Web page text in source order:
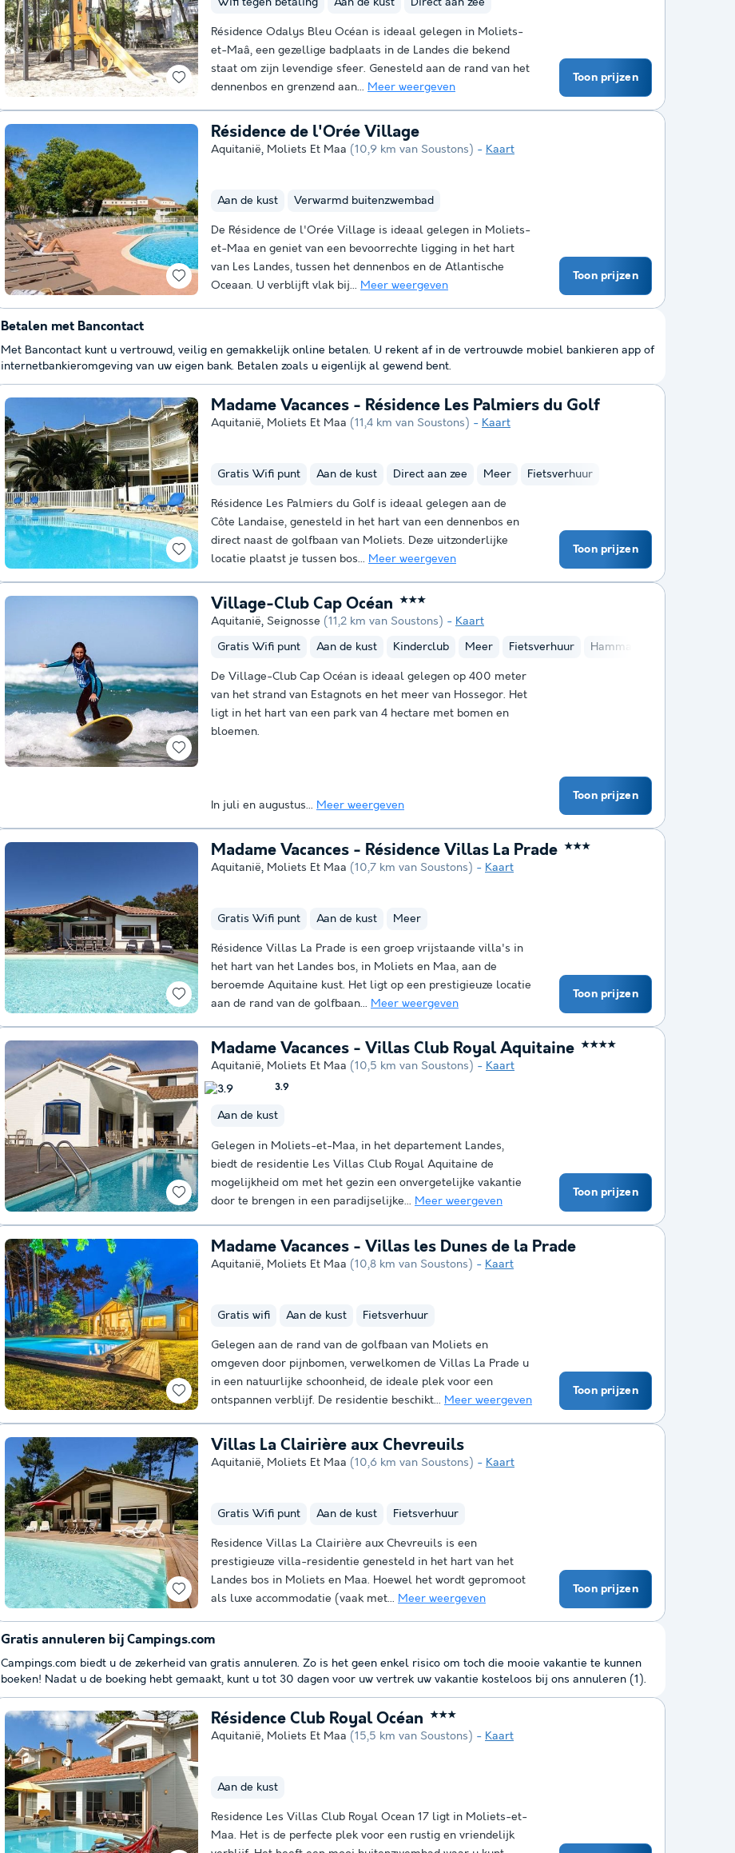
Résidence Odalys Bleu Océan is ideaal gelegen in Moliets-
et-Maâ, een gezellige badplaats in de Landes die bekend
staat om zijn levendige sfeer. Genesteld aan de rand van het
dennenbos en grenzend aan... Meer weergeven
Toon prijzen
Résidence de l'Orée Village
Aquitanië, Moliets Et Maa (10,9 km van Soustons) Kaart
Aan de kust Verwarmd buitenzwembad
De Résidence de l'Orée Village is ideaal gelegen in Moliets-
et-Maa en geniet van een bevoorrechte ligging in het hart
van Les Landes, tussen het dennenbos en de Atlantische
Oceaan. U verblijft vlak bij... Meer weergeven
Toon prijzen
Madame Vacances - Résidence Les Palmiers du Golf
Aquitanië, Moliets Et Maa (11,4 km van Soustons) Kaart
Gratis Wifi punt Aan de kust Direct aan zee Meer Fietsverhuur
Résidence Les Palmiers du Golf is ideaal gelegen aan de
Côte Landaise, genesteld in het hart van een dennenbos en
direct naast de golfbaan van Moliets. Deze uitzonderlijke
locatie plaatst je tussen bos... Meer weergeven
Toon prijzen
Village-Club Cap Océan ★★★
Aquitanië, Seignosse (11,2 km van Soustons)
Kaart
Gratis Wifi punt
Aan de kust Kinderclub Meer Fietsverhuur Hammam
De Village-Club Cap Océan is ideaal gelegen op 400 meter
van het strand van Estagnots en het meer van Hossegor. Het
ligt in het hart van een park van 4 hectare met bomen en
bloemen.
In juli en augustus... Meer weergeven
Toon prijzen
Madame Vacances - Résidence Villas La Prade ★★★
Aquitanië, Moliets Et Maa (10,7 km van Soustons) Kaart
Gratis Wifi punt Aan de kust Meer
Résidence Villas La Prade is een groep vrijstaande villa's in
het hart van het Landes bos, in Moliets en Maa, aan de
beroemde Aquitaine kust. Het ligt op een prestigieuze locatie
aan de rand van de golfbaan... Meer weergeven
Toon prijzen
Madame Vacances - Villas Club Royal Aquitaine ★★★★
Aquitanië, Moliets Et Maa (10,5 km van Soustons) Kaart
3.9
Aan de kust
Gelegen in Moliets-et-Maa, in het departement Landes,
biedt de residentie Les Villas Club Royal Aquitaine de
mogelijkheid om met het gezin een onvergetelijke vakantie
door te brengen in een paradijselijke... Meer weergeven
Toon prijzen
Madame Vacances - Villas les Dunes de la Prade
Aquitanië, Moliets Et Maa (10,8 km van Soustons) Kaart
Gratis wifi Aan de kust Fietsverhuur
Gelegen aan de rand van de golfbaan van Moliets en
omgeven door pijnbomen, verwelkomen de Villas La Prade u
in een natuurlijke schoonheid, de ideale plek voor een
ontspannen verblijf. De residentie beschikt... Meer weergeven
Toon prijzen
Villas La Clairière aux Chevreuils
Aquitanië, Moliets Et Maa (10,6 km van Soustons) Kaart
Gratis Wifi punt Aan de kust Fietsverhuur
Residence Villas La Clairière aux Chevreuils is een
prestigieuze villa-residentie genesteld in het hart van het
Landes bos in Moliets en Maa. Hoewel het wordt gepromoot
als luxe accommodatie (vaak met... Meer weergeven
Toon prijzen
Résidence Club Royal Océan ★★★
Aquitanië, Moliets Et Maa (15,5 km van Soustons) Kaart
Aan de kust
Residence Les Villas Club Royal Ocean 17 ligt in Moliets-et-
Maa. Het is de perfecte plek voor een rustig en vriendelijk
Betalen met Bancontact
Met Bancontact kunt u vertrouwd, veilig en gemakkelijk online betalen. U rekent af in de vertrouwde mobiel bankieren app of
internetbankieromgeving van uw eigen bank. Betalen zoals u eigenlijk al gewend bent.
Gratis annuleren bij Campings.com
Campings.com biedt u de zekerheid van gratis annuleren. Zo is het geen enkel risico om toch die mooie vakantie te kunnen
boeken! Nadat u de boeking hebt gemaakt, kunt u tot 30 dagen voor uw vertrek uw vakantie kosteloos bij ons annuleren (1).